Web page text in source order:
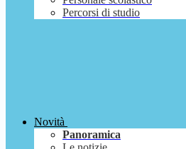
Percorsi di studio
Novità
Panoramica